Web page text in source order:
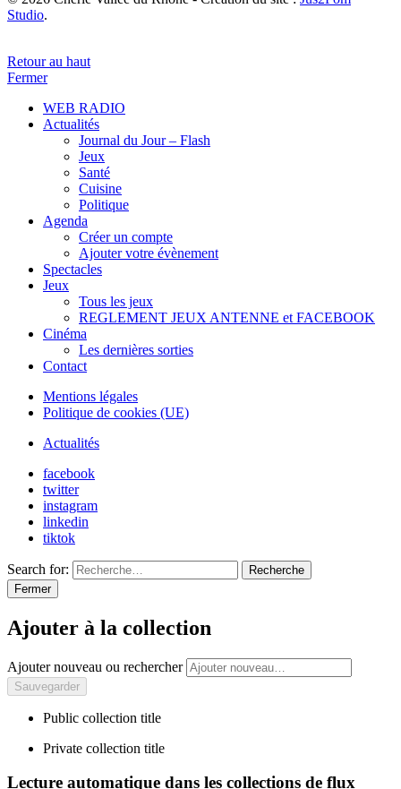
Studio.
Retour au haut
Fermer
WEB RADIO
Actualités
Journal du Jour – Flash
Jeux
Santé
Cuisine
Politique
Agenda
Créer un compte
Ajouter votre évènement
Spectacles
Jeux
Tous les jeux
REGLEMENT JEUX ANTENNE et FACEBOOK
Cinéma
Les dernières sorties
Contact
Mentions légales
Politique de cookies (UE)
Actualités
facebook
twitter
instagram
linkedin
tiktok
Search for:
Recherche
Fermer
Ajouter à la collection
Ajouter nouveau ou rechercher
Public collection title
Private collection title
Lecture automatique dans les collections de flux